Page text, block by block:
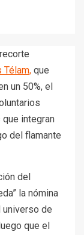
Télam, que
un 50%, el
integran
del flamante
del
la nómina
de
que el